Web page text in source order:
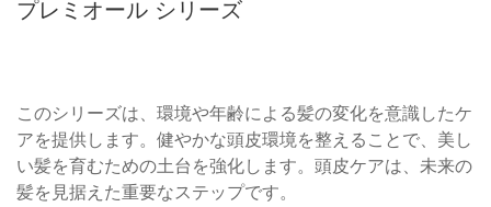
プレミオール シリーズ
このシリーズは、環境や年齢による髪の変化を意識したケ
アを提供します。健やかな頭皮環境を整えることで、美し
い髪を育むための土台を強化します。頭皮ケアは、未来の
髪を見据えた重要なステップです。